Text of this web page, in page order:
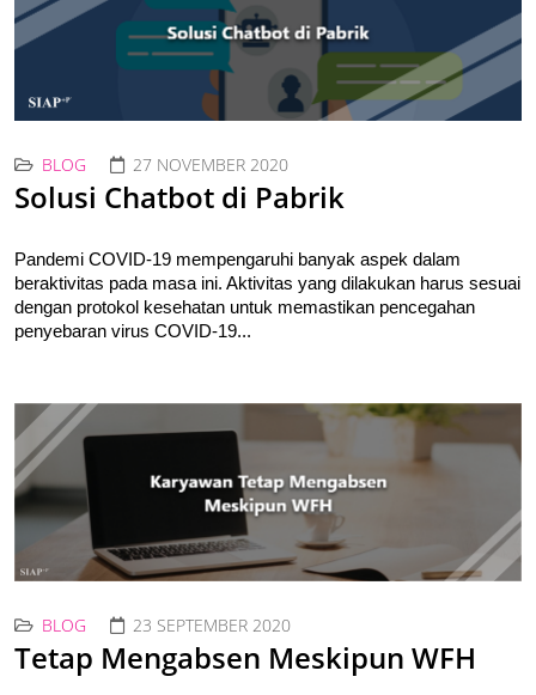
BLOG 27 NOVEMBER 2020
Solusi Chatbot di Pabrik
Pandemi COVID-19 mempengaruhi banyak aspek dalam
beraktivitas pada masa ini. Aktivitas yang dilakukan harus sesuai
dengan protokol kesehatan untuk memastikan pencegahan
penyebaran virus COVID-19...
BLOG 23 SEPTEMBER 2020
Tetap Mengabsen Meskipun WFH